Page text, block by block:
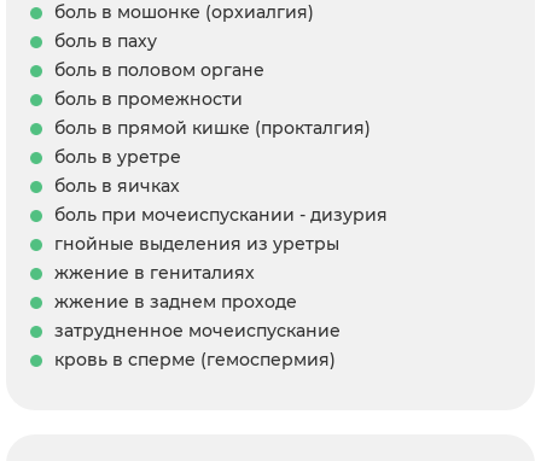
боль в мошонке (орхиалгия)
боль в паху
боль в половом органе
боль в промежности
боль в прямой кишке (прокталгия)
боль в уретре
боль в яичках
боль при мочеиспускании - дизурия
гнойные выделения из уретры
жжение в гениталиях
жжение в заднем проходе
затрудненное мочеиспускание
кровь в сперме (гемоспермия)